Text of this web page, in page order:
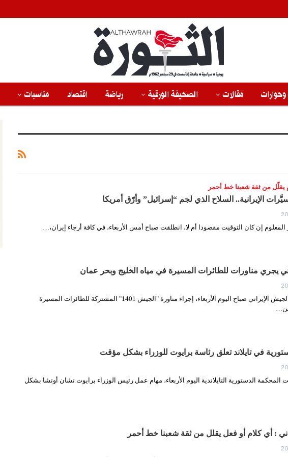
مقالات الصحيفة الورقية رياضة اقتصاد مناسبات
يقلّل من ثقة شعبنا خط أحمر
الإيرانية.. السلاح الذي لجم “إسرائيل” وأرّق أمريكا
إن كان التوقيت مقصودا أم لا، انطلقت صباح أمس الأربعاء، في كافة أرجاء إيران،…
يجري مناورات للطائرات المسيرة في مياه الخليج وبحر عمان
الثورة نت/ بدأ الجيش الإيراني صباح اليوم الأربعاء، إجراء مناورة "الجيش 1401" المشتركة للطائرات المسيرة
من…
في تايلاند تعلق رئاسة برايوت للوزراء بشكل مؤقت
المحكمة الدستورية التايلاندية اليوم الأربعاء، مهام عمل رئيس الوزراء برايوت تشان أوتشا بشكل
: أي كلام أو فعل يقلل من ثقة شعبنا خط أحمر